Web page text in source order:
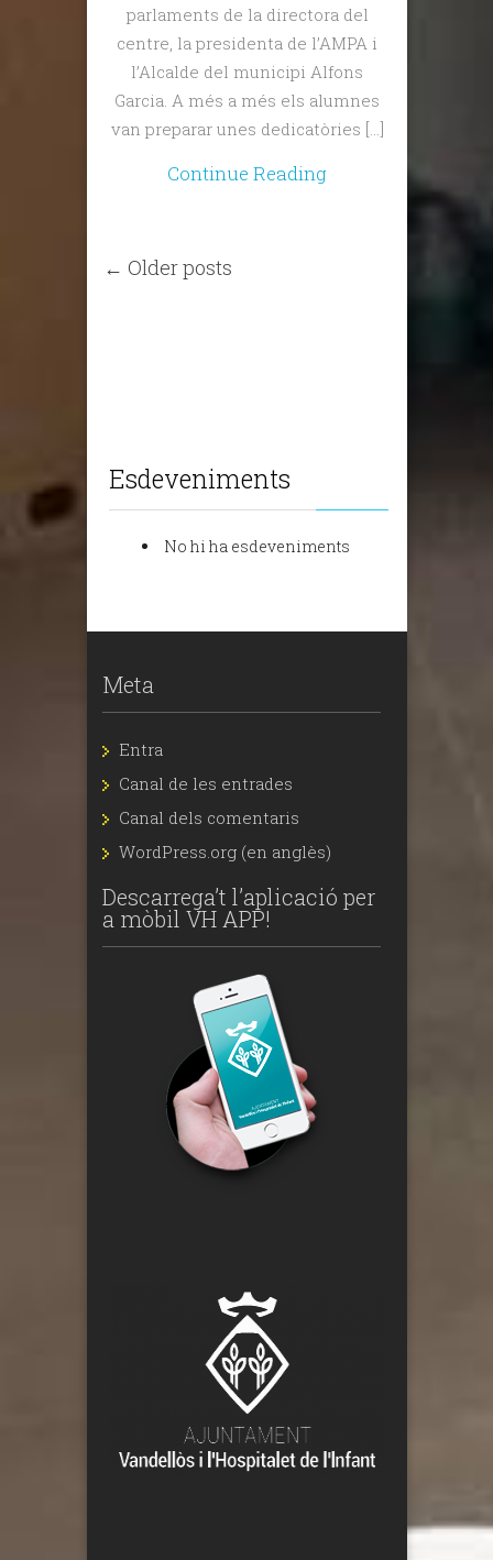
parlaments de la directora del
centre, la presidenta de l’AMPA i
l’Alcalde del municipi Alfons
Garcia. A més a més els alumnes
van preparar unes dedicatòries […]
Continue Reading
← Older posts
Esdeveniments
No hi ha esdeveniments
Meta
Entra
Canal de les entrades
Canal dels comentaris
WordPress.org (en anglès)
Descarrega’t l’aplicació per
a mòbil VH APP!